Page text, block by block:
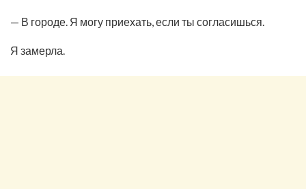
— В городе. Я могу приехать, если ты согласишься.
Я замерла.